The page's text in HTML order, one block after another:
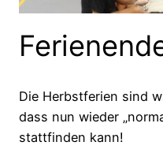
Die Herbstferien sind
dass nun wieder
stattfinden kann!